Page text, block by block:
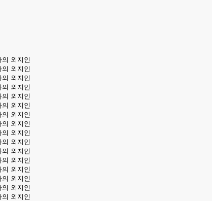
외지인
외지인
외지인
외지인
외지인
외지인
외지인
외지인
외지인
외지인
외지인
외지인
외지인
외지인
외지인
외지인